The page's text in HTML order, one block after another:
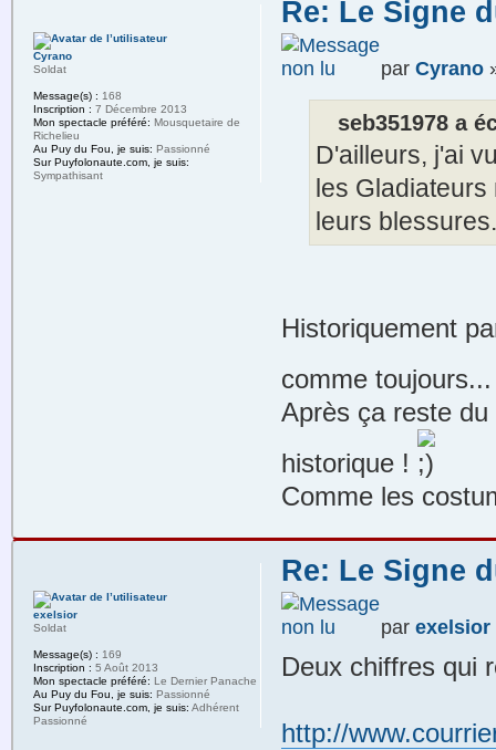
Re: Le Signe
par Cyrano
seb351978 a
D'ailleurs, j'ai
les
leurs blessures.
Historiquement
comme
Après ça reste
historique !
Comme les
Cyrano
Soldat
Message(s) : 168
Inscription : 7 Décembre 2013
Mon spectacle préféré: Mousquetaire de
Richelieu
Au Puy du Fou, je suis: Passionné
Sur Puyfolonaute.com, je suis:
Sympathisant
Re: Le Signe
par exelsior
Deux chiffres qui
http://
exelsior
Soldat
Message(s) : 169
Inscription : 5 Août 2013
Mon spectacle préféré: Le Dernier Panache
Au Puy du Fou, je suis: Passionné
Sur Puyfolonaute.com, je suis: Adhérent
Passionné